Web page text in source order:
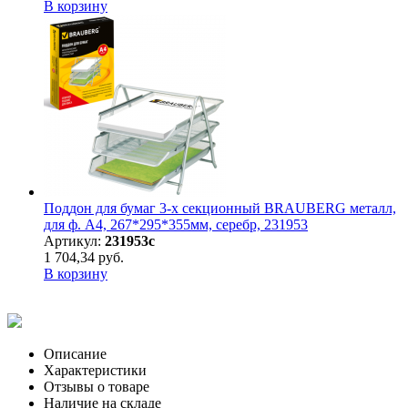
В корзину
Поддон для бумаг 3-х секционный BRAUBERG металл,
для ф. А4, 267*295*355мм, серебр, 231953
Артикул: 231953с
1 704,34 руб.
В корзину
Описание
Характеристики
Отзывы о товаре
Наличие на складе